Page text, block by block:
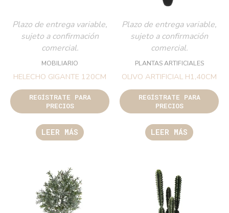
Plazo de entrega variable,
sujeto a confirmación
comercial.
MOBILIARIO
HELECHO GIGANTE 120CM
REGÍSTRATE PARA
PRECIOS
LEER MÁS
Plazo de entrega variable,
sujeto a confirmación
comercial.
PLANTAS ARTIFICIALES
OLIVO ARTIFICIAL H1,40CM
REGÍSTRATE PARA
PRECIOS
LEER MÁS